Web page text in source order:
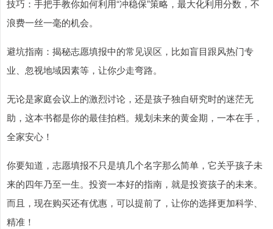
技巧：手把手教你如何利用“冲稳保”策略，最大化利用分数，不
浪费一丝一毫的机会。
避坑指南：揭秘志愿填报中的常见误区，比如盲目跟风热门专
业、忽视地域因素等，让你少走弯路。
无论是家庭会议上的激烈讨论，还是孩子独自研究时的迷茫无
助，这本书都是你的最佳拍档。规划未来的黄金期，一本在手，
全家安心！
你要知道，志愿填报不只是填几个名字那么简单，它关乎孩子未
来的四年乃至一生。投资一本好的指南，就是投资孩子的未来。
而且，现在购买还有优惠，可以提前了，让你的选择更加科学、
精准！